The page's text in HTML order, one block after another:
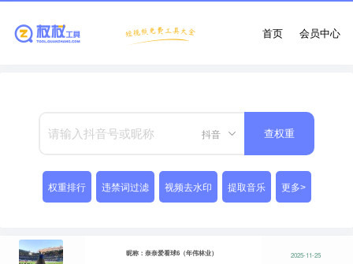
会员中心
首页
抖音 查权重
权重排行 违禁词过滤 视频去水印 提取音乐 更多>
昵称：奈奈爱看球6（年伟林业）
2025-11-25